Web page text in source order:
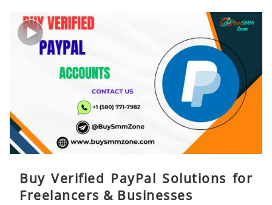
Buy Verified PayPal Solutions for
Freelancers & Businesses